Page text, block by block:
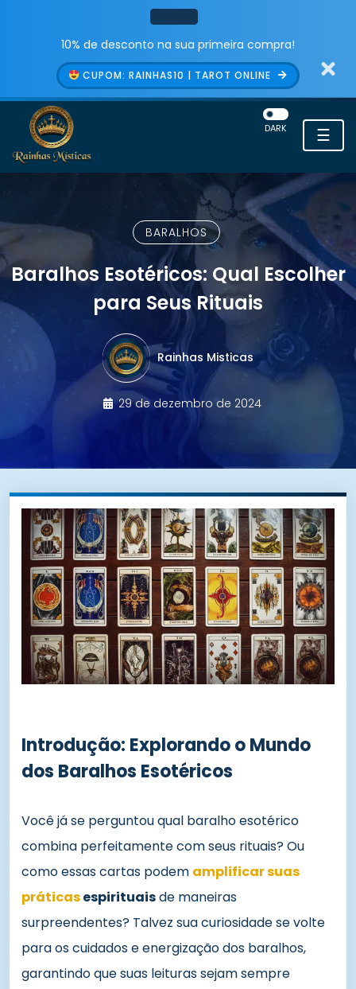
10% de desconto na sua primeira compra!
CUPOM: RAINHAS10 | TAROT ONLINE
☰
DARK
BARALHOS
Baralhos Esotéricos: Qual Escolher
para Seus Rituais
Rainhas Misticas
29 de dezembro de 2024
Introdução: Explorando o Mundo
dos Baralhos Esotéricos
Você já se perguntou qual baralho esotérico
combina perfeitamente com seus rituais? Ou
como essas cartas podem amplificar suas
práticasespirituaisde maneiras
surpreendentes? Talvez sua curiosidade se volte
para os cuidados e energização dos baralhos,
garantindo que suas leituras sejam sempre